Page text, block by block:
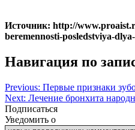
Источник: http://
beremennosti-posledstviya-
Навигация по
Previous: Первые признаки
Next: Лечение бронхита
Подписаться
Уведомить о